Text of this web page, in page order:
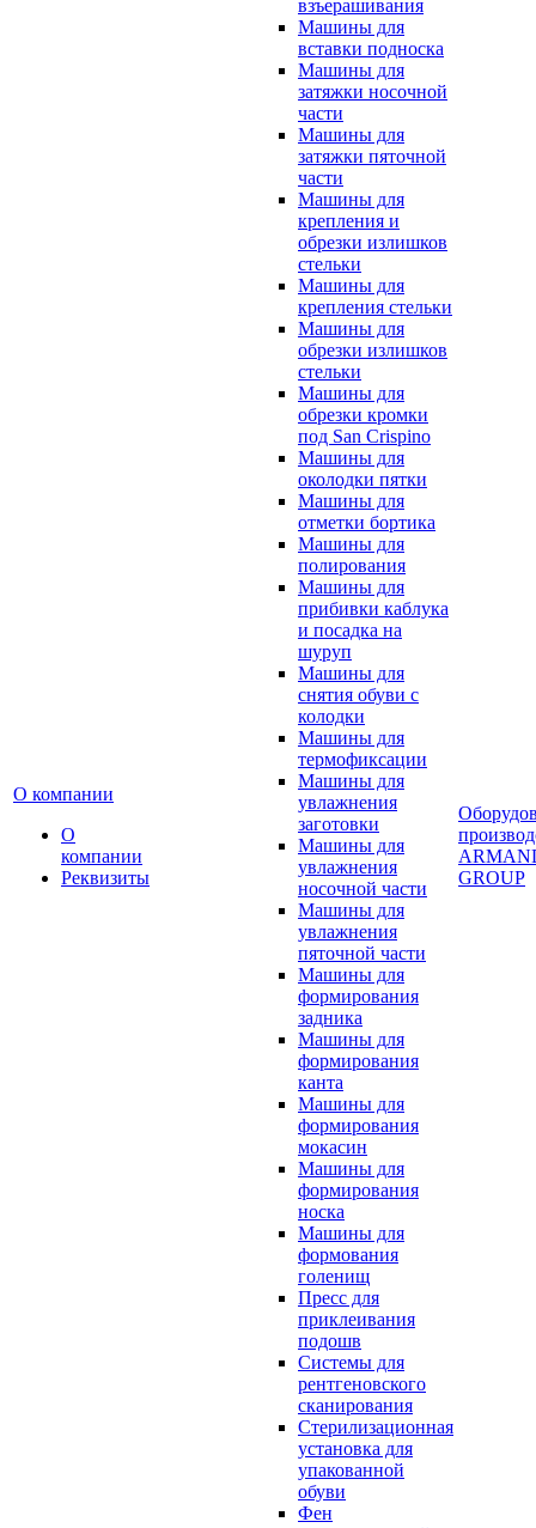
О компании
О
компании
Реквизиты
взъерашивания
Машины для
вставки подноска
Машины для
затяжки носочной
части
Машины для
затяжки пяточной
части
Машины для
крепления и
обрезки излишков
стельки
Машины для
крепления стельки
Машины для
обрезки излишков
стельки
Машины для
обрезки кромки
под San Crispino
Машины для
околодки пятки
Машины для
отметки бортика
Машины для
полирования
Машины для
прибивки каблука
и посадка на
шуруп
Машины для
снятия обуви с
колодки
Машины для
термофиксации
Машины для
увлажнения
заготовки
Машины для
увлажнения
носочной части
Машины для
увлажнения
пяточной части
Машины для
формирования
задника
Машины для
формирования
канта
Машины для
формирования
мокасин
Машины для
формирования
носка
Машины для
формования
голенищ
Пресс для
приклеивания
подошв
Системы для
рентгеновского
сканирования
Стерилизационная
установка для
упакованной
обуви
Фен
GROUP